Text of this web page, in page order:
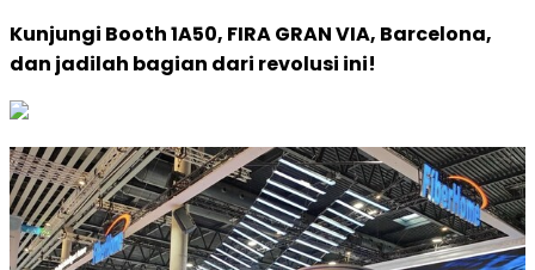
Kunjungi Booth 1A50, FIRA GRAN VIA, Barcelona,
dan jadilah bagian dari revolusi ini!